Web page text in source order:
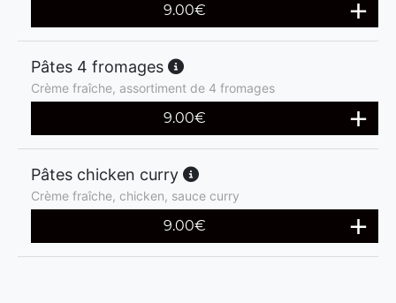
9.00€
Pâtes 4 fromages
Crème fraîche, assortiment de 4 fromages
9.00€
Pâtes chicken curry
Crème fraîche, chicken, sauce curry
9.00€